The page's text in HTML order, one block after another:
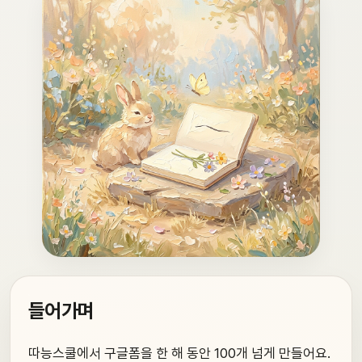
들어가며
따능스쿨에서 구글폼을 한 해 동안 100개 넘게 만들어요.